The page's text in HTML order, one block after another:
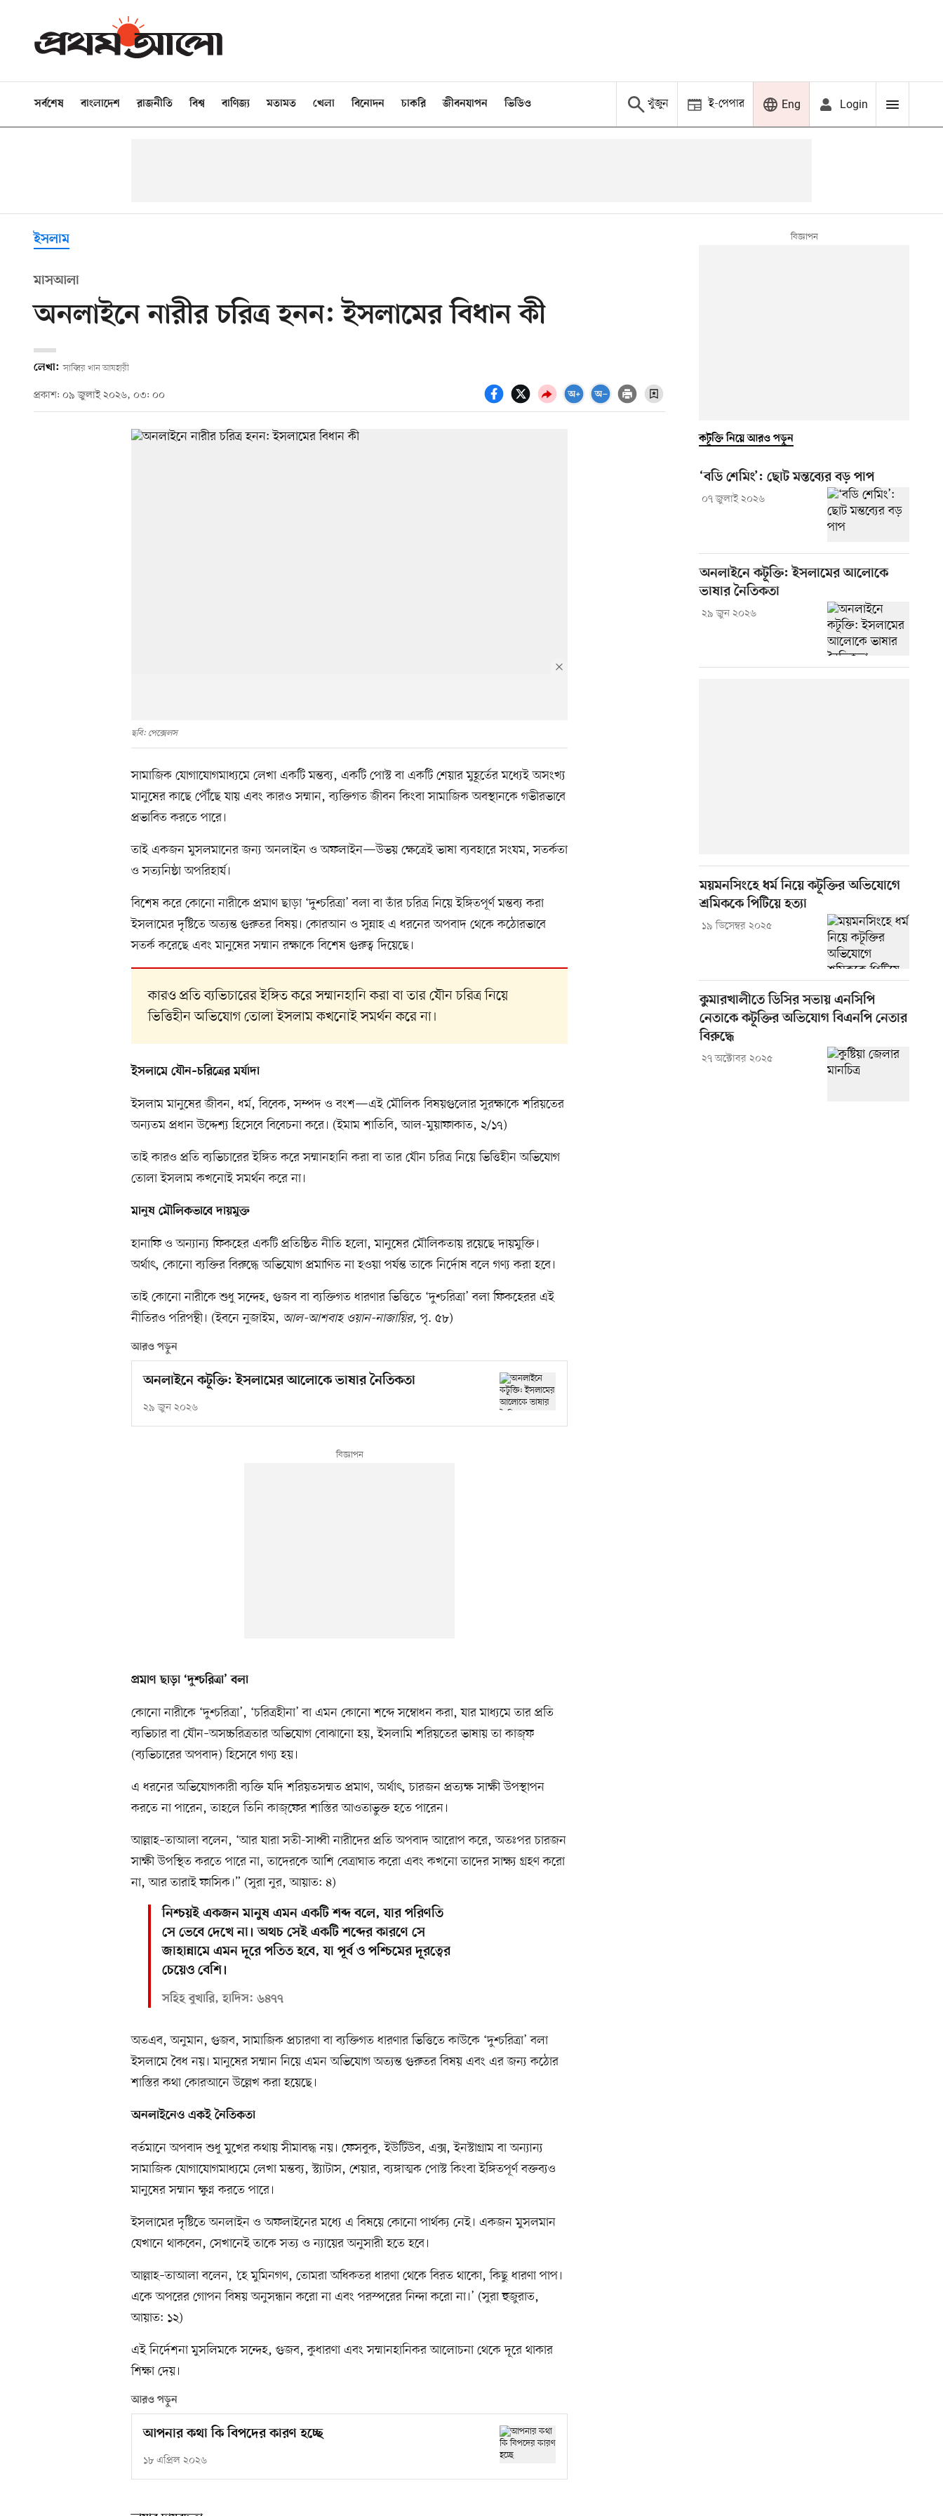
সর্বশেষ বাংলাদেশ রাজনীতি বিশ্ব বাণিজ্য মতামত খেলা বিনোদন চাকরি জীবনযাপন ভিডিও খুঁজুন ই-পেপার Eng Login
ইসলাম
মাসআলা
অনলাইনে নারীর চরিত্র হনন: ইসলামের বিধান কী
লেখা: সাব্বির খান আযহারী
প্রকাশ: ০৯ জুলাই ২০২৬, ০৩: ০০
ছবি: পেক্সেলস
সামাজিক যোগাযোগমাধ্যমে লেখা একটি মন্তব্য, একটি পোস্ট বা একটি শেয়ার মুহূর্তের মধ্যেই অসংখ্য
মানুষের কাছে পৌঁছে যায় এবং কারও সম্মান, ব্যক্তিগত জীবন কিংবা সামাজিক অবস্থানকে গভীরভাবে
প্রভাবিত করতে পারে।
তাই একজন মুসলমানের জন্য অনলাইন ও অফলাইন—উভয় ক্ষেত্রেই ভাষা ব্যবহারে সংযম, সতর্কতা
ও সত্যনিষ্ঠা অপরিহার্য।
বিশেষ করে কোনো নারীকে প্রমাণ ছাড়া ‘দুশ্চরিত্রা’ বলা বা তাঁর চরিত্র নিয়ে ইঙ্গিতপূর্ণ মন্তব্য করা
ইসলামের দৃষ্টিতে অত্যন্ত গুরুতর বিষয়। কোরআন ও সুন্নাহ এ ধরনের অপবাদ থেকে কঠোরভাবে
সতর্ক করেছে এবং মানুষের সম্মান রক্ষাকে বিশেষ গুরুত্ব দিয়েছে।
কারও প্রতি ব্যভিচারের ইঙ্গিত করে সম্মানহানি করা বা তার যৌন চরিত্র নিয়ে
ভিত্তিহীন অভিযোগ তোলা ইসলাম কখনোই সমর্থন করে না।
ইসলামে যৌন–চরিত্রের মর্যাদা
ইসলাম মানুষের জীবন, ধর্ম, বিবেক, সম্পদ ও বংশ—এই মৌলিক বিষয়গুলোর সুরক্ষাকে শরিয়তের
অন্যতম প্রধান উদ্দেশ্য হিসেবে বিবেচনা করে। (ইমাম শাতিবি, আল-মুয়াফাকাত, ২/১৭)
তাই কারও প্রতি ব্যভিচারের ইঙ্গিত করে সম্মানহানি করা বা তার যৌন চরিত্র নিয়ে ভিত্তিহীন অভিযোগ
তোলা ইসলাম কখনোই সমর্থন করে না।
মানুষ মৌলিকভাবে দায়মুক্ত
হানাফি ও অন্যান্য ফিকহের একটি প্রতিষ্ঠিত নীতি হলো, মানুষের মৌলিকতায় রয়েছে দায়মুক্তি।
অর্থাৎ, কোনো ব্যক্তির বিরুদ্ধে অভিযোগ প্রমাণিত না হওয়া পর্যন্ত তাকে নির্দোষ বলে গণ্য করা হবে।
তাই কোনো নারীকে শুধু সন্দেহ, গুজব বা ব্যক্তিগত ধারণার ভিত্তিতে ‘দুশ্চরিত্রা’ বলা ফিকহেরর এই
নীতিরও পরিপন্থী। (ইবনে নুজাইম, আল-আশবাহ ওয়ান-নাজায়ির, পৃ. ৫৮)
আরও পড়ুন
অনলাইনে কটূক্তি: ইসলামের আলোকে ভাষার নৈতিকতা
২৯ জুন ২০২৬
প্রমাণ ছাড়া ‘দুশ্চরিত্রা’ বলা
কোনো নারীকে ‘দুশ্চরিত্রা’, ‘চরিত্রহীনা’ বা এমন কোনো শব্দে সম্বোধন করা, যার মাধ্যমে তার প্রতি
ব্যভিচার বা যৌন–অসচ্চরিত্রতার অভিযোগ বোঝানো হয়, ইসলামি শরিয়তের ভাষায় তা কাজ্‌ফ
(ব্যভিচারের অপবাদ) হিসেবে গণ্য হয়।
এ ধরনের অভিযোগকারী ব্যক্তি যদি শরিয়তসম্মত প্রমাণ, অর্থাৎ, চারজন প্রত্যক্ষ সাক্ষী উপস্থাপন
করতে না পারেন, তাহলে তিনি কাজ্‌ফের শাস্তির আওতাভুক্ত হতে পারেন।
আল্লাহ–তাআলা বলেন, ‘আর যারা সতী-সাধ্বী নারীদের প্রতি অপবাদ আরোপ করে, অতঃপর চারজন
সাক্ষী উপস্থিত করতে পারে না, তাদেরকে আশি বেত্রাঘাত করো এবং কখনো তাদের সাক্ষ্য গ্রহণ করো
না, আর তারাই ফাসিক।” (সুরা নুর, আয়াত: ৪)
নিশ্চয়ই একজন মানুষ এমন একটি শব্দ বলে, যার পরিণতি
সে ভেবে দেখে না। অথচ সেই একটি শব্দের কারণে সে
জাহান্নামে এমন দূরে পতিত হবে, যা পূর্ব ও পশ্চিমের দূরত্বের
চেয়েও বেশি।
সহিহ বুখারি, হাদিস: ৬৪৭৭
অতএব, অনুমান, গুজব, সামাজিক প্রচারণা বা ব্যক্তিগত ধারণার ভিত্তিতে কাউকে ‘দুশ্চরিত্রা’ বলা
ইসলামে বৈধ নয়। মানুষের সম্মান নিয়ে এমন অভিযোগ অত্যন্ত গুরুতর বিষয় এবং এর জন্য কঠোর
শাস্তির কথা কোরআনে উল্লেখ করা হয়েছে।
অনলাইনেও একই নৈতিকতা
বর্তমানে অপবাদ শুধু মুখের কথায় সীমাবদ্ধ নয়। ফেসবুক, ইউটিউব, এক্স, ইনস্টাগ্রাম বা অন্যান্য
সামাজিক যোগাযোগমাধ্যমে লেখা মন্তব্য, স্ট্যাটাস, শেয়ার, ব্যঙ্গাত্মক পোস্ট কিংবা ইঙ্গিতপূর্ণ বক্তব্যও
মানুষের সম্মান ক্ষুণ্ন করতে পারে।
ইসলামের দৃষ্টিতে অনলাইন ও অফলাইনের মধ্যে এ বিষয়ে কোনো পার্থক্য নেই। একজন মুসলমান
যেখানে থাকবেন, সেখানেই তাকে সত্য ও ন্যায়ের অনুসারী হতে হবে।
আল্লাহ–তাআলা বলেন, ‘হে মুমিনগণ, তোমরা অধিকতর ধারণা থেকে বিরত থাকো, কিছু ধারণা পাপ।
একে অপরের গোপন বিষয় অনুসন্ধান করো না এবং পরস্পরের নিন্দা করো না।’ (সুরা হুজুরাত,
আয়াত: ১২)
এই নির্দেশনা মুসলিমকে সন্দেহ, গুজব, কুধারণা এবং সম্মানহানিকর আলোচনা থেকে দূরে থাকার
শিক্ষা দেয়।
আরও পড়ুন
আপনার কথা কি বিপদের কারণ হচ্ছে
১৮ এপ্রিল ২০২৬
কটূক্তি নিয়ে আরও পড়ুন
‘বডি শেমিং’: ছোট মন্তব্যের বড় পাপ
০৭ জুলাই ২০২৬
অনলাইনে কটূক্তি: ইসলামের আলোকে
ভাষার নৈতিকতা
২৯ জুন ২০২৬
ময়মনসিংহে ধর্ম নিয়ে কটূক্তির অভিযোগে
শ্রমিককে পিটিয়ে হত্যা
১৯ ডিসেম্বর ২০২৫
কুমারখালীতে ডিসির সভায় এনসিপি
নেতাকে কটূক্তির অভিযোগ বিএনপি নেতার
বিরুদ্ধে
২৭ অক্টোবর ২০২৫